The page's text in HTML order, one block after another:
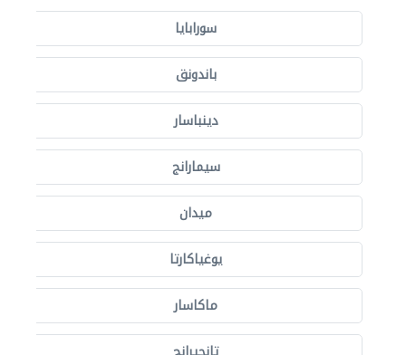
سورابايا
باندونق
دينباسار
سيمارانج
ميدان
يوغياكارتا
ماكاسار